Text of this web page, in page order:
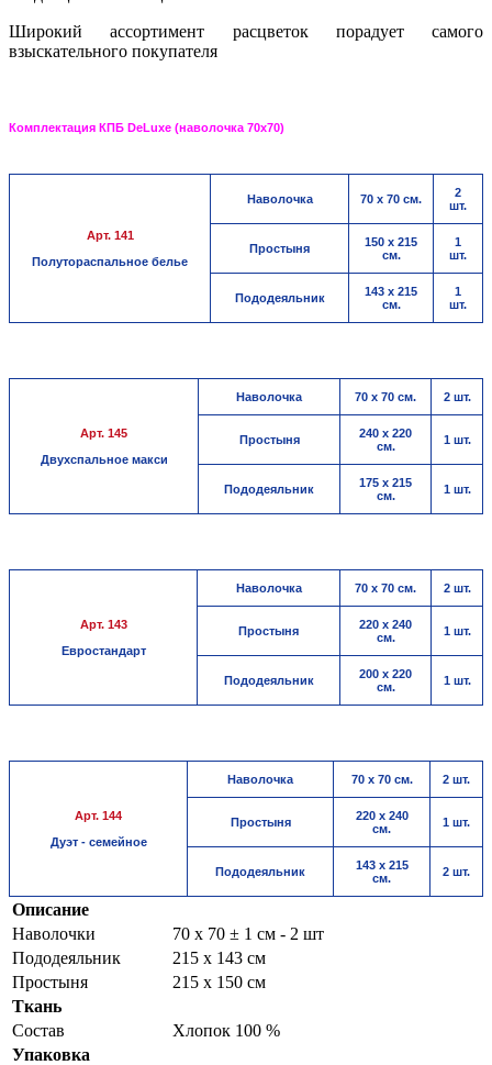
Широкий ассортимент расцветок порадует самого
взыскательного покупателя
Комплектация КПБ DeLuxe (наволочка 70х70)
Арт. 141
Полутораспальное белье
Наволочка 70 х 70 см.
2
шт.
Простыня
150 х 215
см.
1
шт.
Пододеяльник
143 х 215
см.
1
шт.
Арт. 145
Двухспальное макси
Наволочка 70 х 70 см. 2 шт.
Простыня
240 х 220
см.
1 шт.
Пододеяльник
175 х 215
см.
1 шт.
Арт. 143
Евростандарт
Наволочка 70 х 70 см. 2 шт.
Простыня
220 х 240
см.
1 шт.
Пододеяльник
200 х 220
см.
1 шт.
Арт. 144
Дуэт - семейное
Наволочка 70 х 70 см. 2 шт.
Простыня
220 х 240
см.
1 шт.
Пододеяльник
143 х 215
см.
2 шт.
Описание
Наволочки
70 х 70 ± 1 см - 2 шт
Пододеяльник
215 х 143 см
Простыня
215 х 150 см
Ткань
Состав
Хлопок 100 %
Упаковка